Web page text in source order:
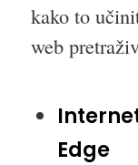
kako to
web
Edge